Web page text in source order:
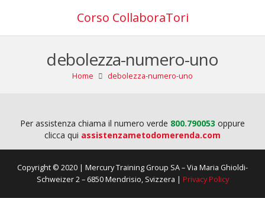
Corso CollaboraTori
debolezza-numero-uno
Home debolezza-numero-uno
Per assistenza chiama il numero verde 800.790053 oppure
clicca qui assistenzametodomerenda.com
Copyright © 2020 | Mercury Training Group SA – Via Maria Ghioldi-
Schweizer 2 – 6850 Mendrisio, Svizzera | Privacy Policy